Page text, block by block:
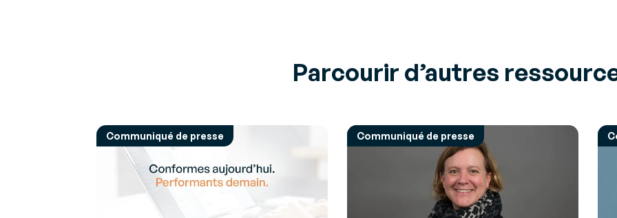
Parcourir d’autres
Communiqué de presse Communiqué de presse